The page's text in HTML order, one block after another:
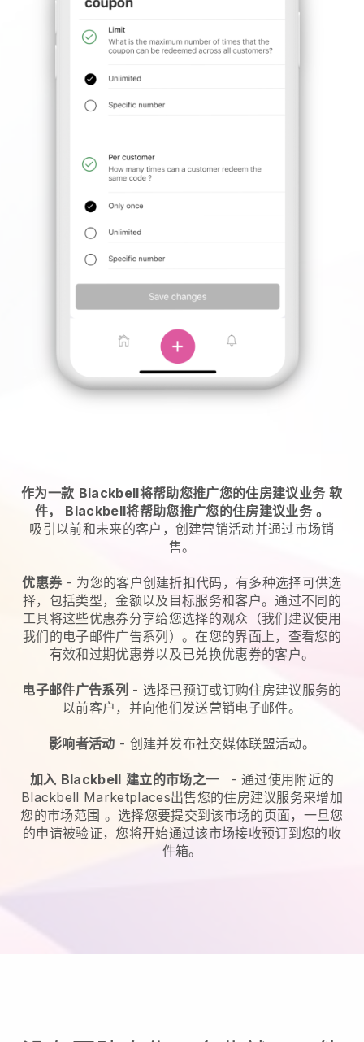
作为一款 Blackbell将帮助您推广您的住房建议业务 软
件，
Blackbell将帮助您推广您的住房建议业务 。
吸引以前和未来的客户，创建营销活动并通过市场销
售。
优惠券- 为您的客户创建折扣代码，有多种选择可供选
择，包括类型，金额以及目标服务和客户。通过不同的
工具将这些优惠券分享给您选择的观众（我们建议使用
我们的电子邮件广告系列）。在您的界面上，查看您的
有效和过期优惠券以及已兑换优惠券的客户。
电子邮件广告系列 - 选择已预订或订购住房建议服务的
以前客户，并向他们发送营销电子邮件。
影响者活动 - 创建并发布社交媒体联盟活动。
加入 Blackbell 建立的市场之一 - 通过使用附近的
Blackbell Marketplaces出售您的住房建议服务来增加
您的市场范围 。选择您要提交到该市场的页面，一旦您
的申请被验证，您将开始通过该市场接收预订到您的收
件箱。